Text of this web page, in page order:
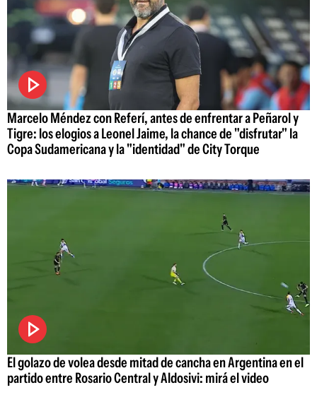
Marcelo Méndez con Referí, antes de enfrentar a Peñarol y
Tigre: los elogios a Leonel Jaime, la chance de "disfrutar" la
Copa Sudamericana y la "identidad" de City Torque
El golazo de volea desde mitad de cancha en Argentina en el
partido entre Rosario Central y Aldosivi: mirá el video